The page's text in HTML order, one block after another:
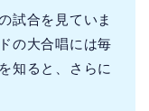
試合を見ていま
の大合唱には毎
知ると、さらに